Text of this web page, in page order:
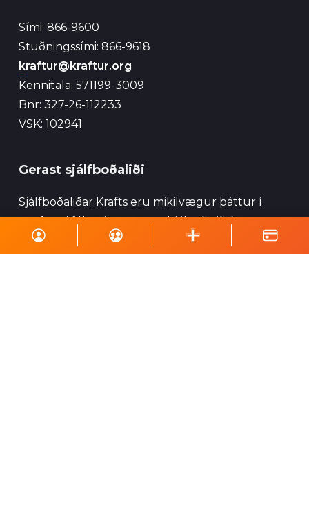
Sími: 866-9600
Stuðningssími: 866-9618
kraftur@kraftur.org
Kennitala: 571199-3009
Bnr: 327-26-112233
VSK: 102941
Gerast sjálfboðaliði
Sjálfboðaliðar Krafts eru mikilvægur þáttur í
starfsemi félagsins og geta hjálpað við ýmsa
viðburði, perlun og annað eins.